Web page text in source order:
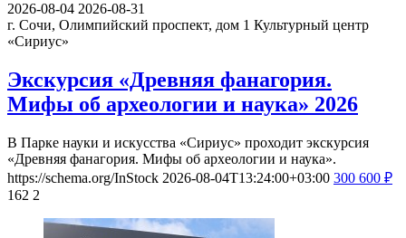
2026-08-04 2026-08-31
г. Сочи, Олимпийский проспект, дом 1 Культурный центр
«Сириус»
Экскурсия «Древняя фанагория.
Мифы об археологии и наука» 2026
В Парке науки и искусства «Сириус» проходит экскурсия
«Древняя фанагория. Мифы об археологии и наука».
https://schema.org/InStock 2026-08-04T13:24:00+03:00 300 600 ₽
162 2